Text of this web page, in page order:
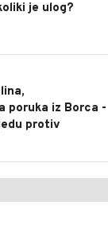
je ulog?
poruka iz Borca -
protiv